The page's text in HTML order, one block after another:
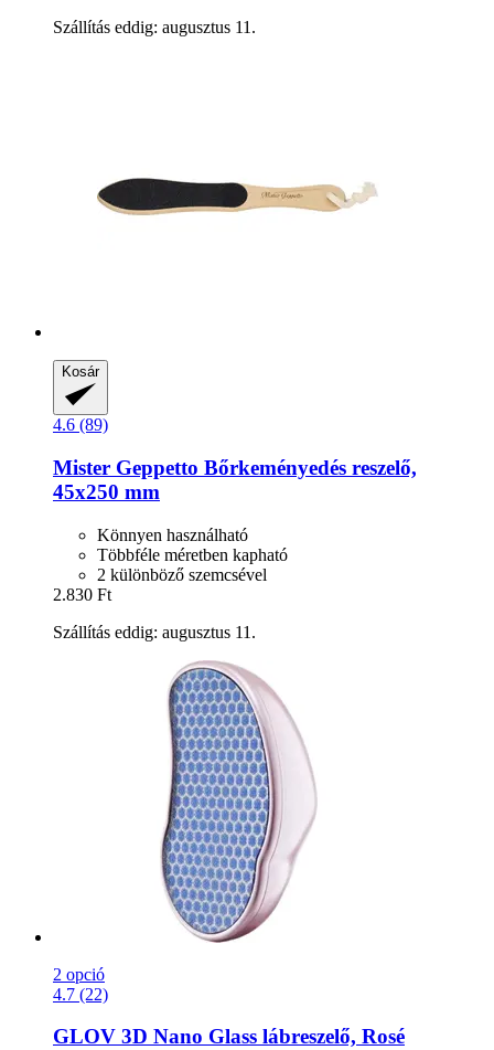
Szállítás eddig: augusztus 11.
Kosár
4.6 (89)
Mister Geppetto Bőrkeményedés reszelő,
45x250 mm
Könnyen használható
Többféle méretben kapható
2 különböző szemcsével
2.830 Ft
Szállítás eddig: augusztus 11.
2 opció
4.7 (22)
GLOV 3D Nano Glass lábreszelő, Rosé